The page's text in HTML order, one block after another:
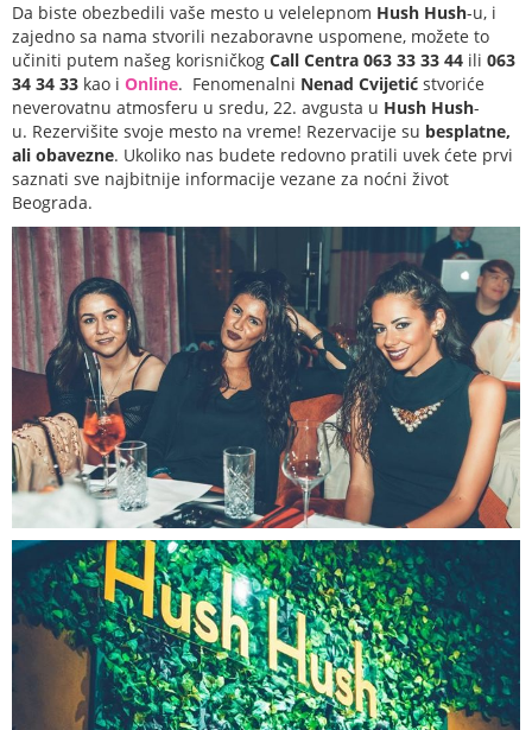
Da biste obezbedili vaše mesto u velelepnom Hush Hush-u, i
zajedno sa nama stvorili nezaboravne uspomene, možete to
učiniti putem našeg korisničkog Call Centra 063 33 33 44 ili 063
34 34 33 kao i Online. Fenomenalni Nenad Cvijetić stvoriće
neverovatnu atmosferu u sredu, 22. avgusta u Hush Hush-
u. Rezervišite svoje mesto na vreme! Rezervacije su besplatne,
ali obavezne. Ukoliko nas budete redovno pratili uvek ćete prvi
saznati sve najbitnije informacije vezane za noćni život
Beograda.